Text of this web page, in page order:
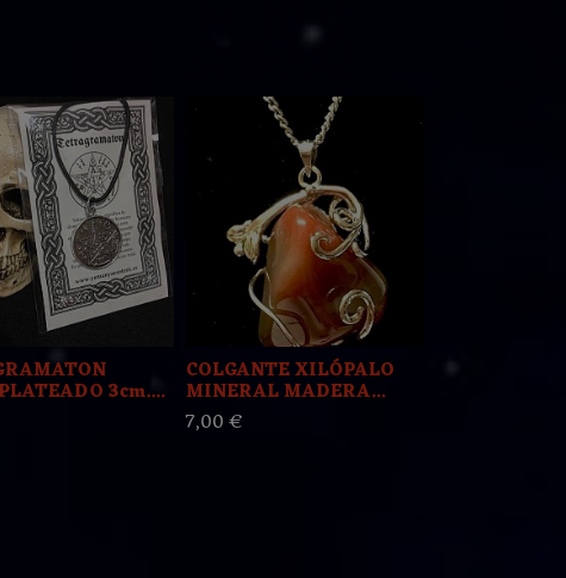
3cm....
COLGANTE XILÓPALO
MINERAL MADERA...
7,00 €
¤ MEDALLA